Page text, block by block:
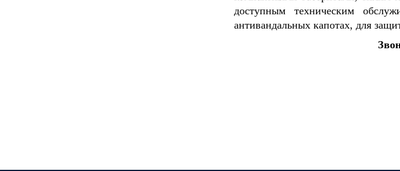
доступным техническим
антивандальных капотах, для